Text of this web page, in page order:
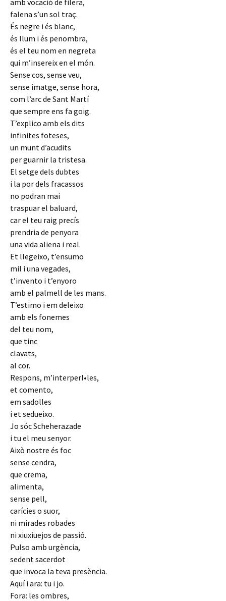
amb vocació de filera,
falena s’un sol traç.
És negre i és blanc,
és llum i és penombra,
és el teu nom en negreta
qui m’insereix en el món.
Sense cos, sense veu,
sense imatge, sense hora,
com l’arc de Sant Martí
que sempre ens fa goig.
T’explico amb els dits
infinites foteses,
un munt d’acudits
per guarnir la tristesa.
El setge dels dubtes
i la por dels fracassos
no podran mai
traspuar el baluard,
car el teu raig precís
prendria de penyora
una vida aliena i real.
Et llegeixo, t’ensumo
mil i una vegades,
t’invento i t’enyoro
amb el palmell de les mans.
T’estimo i em deleixo
amb els fonemes
del teu nom,
que tinc
clavats,
al cor.
Respons, m’interperl•les,
et comento,
em sadolles
i et sedueixo.
Jo sóc Scheherazade
i tu el meu senyor.
Això nostre és foc
sense cendra,
que crema,
alimenta,
sense pell,
carícies o suor,
ni mirades robades
ni xiuxiuejos de passió.
Pulso amb urgència,
sedent sacerdot
que invoca la teva presència.
Aquí i ara: tu i jo.
Fora: les ombres,